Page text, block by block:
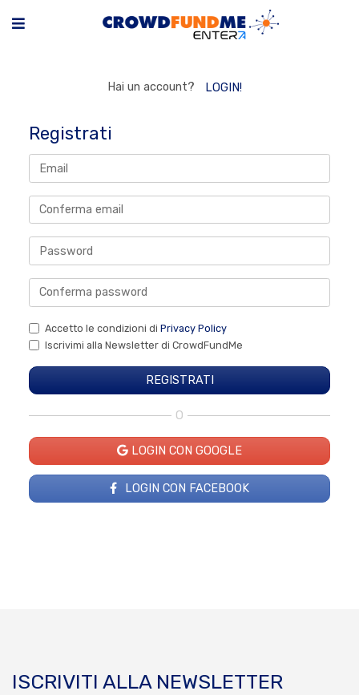
Hai un account? LOGIN!
Registrati
Accetto le condizioni di Privacy Policy
Iscrivimi alla Newsletter di CrowdFundMe
O
LOGIN CON GOOGLE
LOGIN CON FACEBOOK
ISCRIVITI ALLA NEWSLETTER